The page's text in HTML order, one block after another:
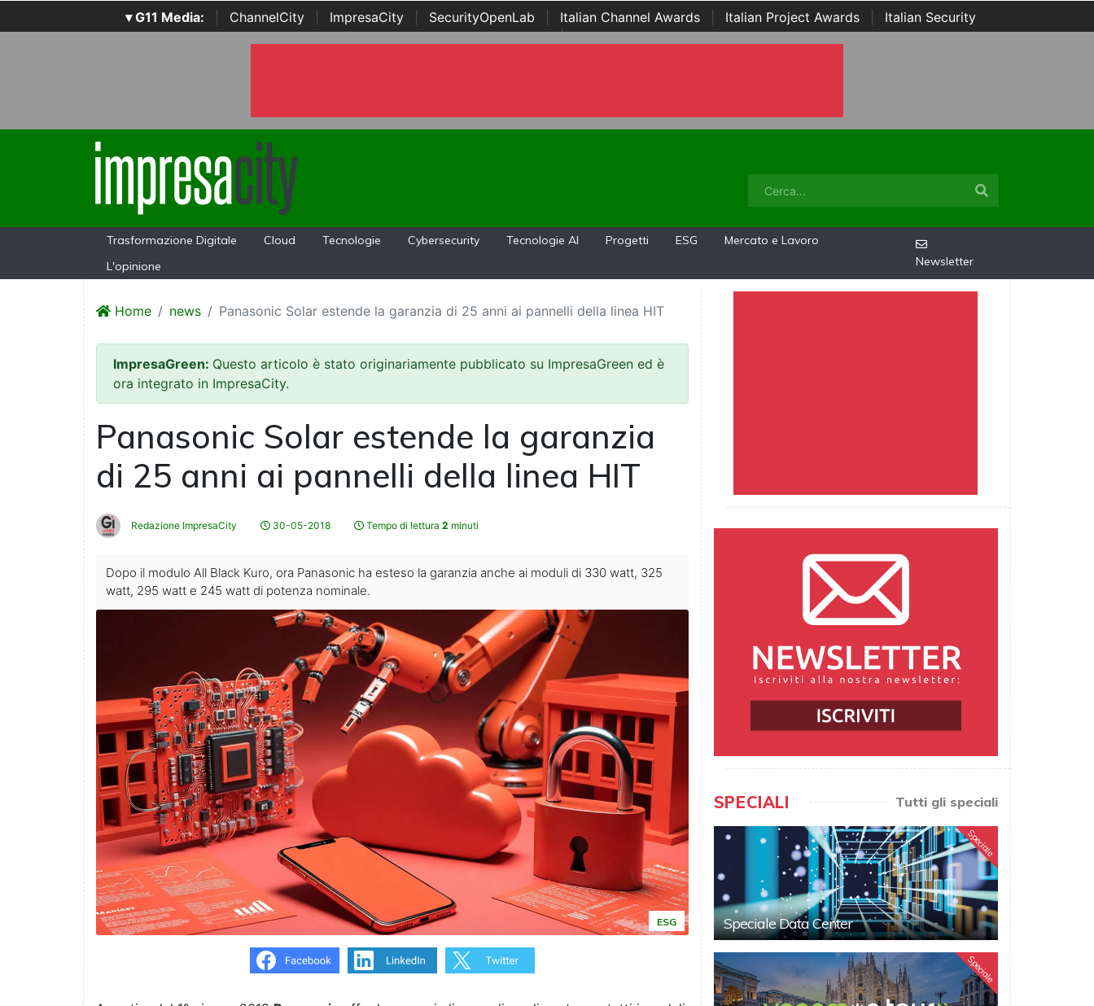
▾ G11 Media: ChannelCity ImpresaCity SecurityOpenLab Italian Channel Awards Italian Project Awards
Italian Security
Awards | ...
Trasformazione Digitale Cloud Tecnologie Cybersecurity Tecnologie AI Progetti ESG
Mercato e Lavoro
L'opinione
Newsletter
Home news Panasonic Solar estende la garanzia di 25 anni ai pannelli della linea HIT
ImpresaGreen: Questo articolo è stato originariamente pubblicato su ImpresaGreen ed è
ora integrato in ImpresaCity.
Panasonic Solar estende la garanzia
di 25 anni ai pannelli della linea HIT
Redazione ImpresaCity 30-05-2018 Tempo di lettura 2 minuti
Dopo il modulo All Black Kuro, ora Panasonic ha esteso la garanzia anche ai moduli di 330 watt, 325
watt, 295 watt e 245 watt di potenza nominale.
ESG
SPECIALI Tutti gli speciali
Speciale
Speciale Data Center
Speciale